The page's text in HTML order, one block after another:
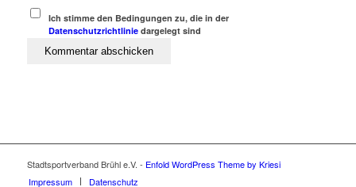
Ich stimme den Bedingungen zu, die in der
Datenschutzrichtlinie dargelegt sind
Stadtsportverband Brühl e.V. - Enfold WordPress Theme by Kriesi
Impressum
Datenschutz